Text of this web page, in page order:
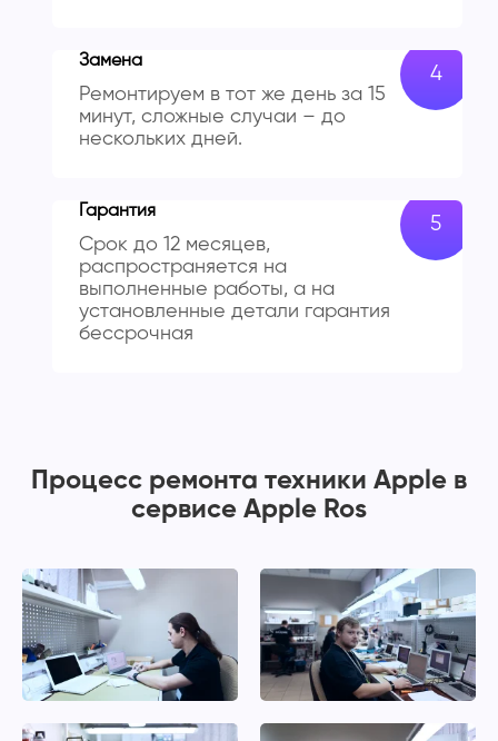
Замена
Ремонтируем в тот же день за 15
минут, сложные случаи – до
нескольких дней.
Гарантия
Срок до 12 месяцев,
распространяется на
выполненные работы, а на
установленные детали гарантия
бессрочная
Процесс ремонта техники Apple в
сервисе Apple Ros